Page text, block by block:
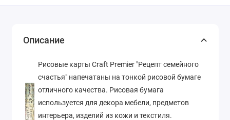
Описание
Рисовые карты Craft Premier "Рецепт семейного
счастья" напечатаны на тонкой рисовой бумаге
отличного качества. Рисовая бумага
используется для декора мебели, предметов
интерьера, изделий из кожи и текстиля.